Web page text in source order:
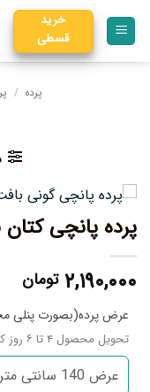
خرید
قسطی
پرده /
پرده پانچی
۲,۱۹۰,۰۰۰ تومان
عرض پرده(بصورت پنلی
تحویل محصول ۴ تا ۶ روز کاری میباشد.